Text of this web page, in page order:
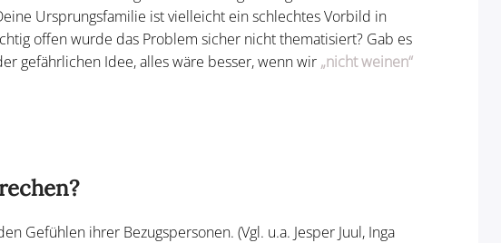
Ursprungsfamilie ist vielleicht ein schlechtes Vorbild in
offen wurde das Problem sicher nicht thematisiert? Gab es
gefährlichen Idee, alles wäre besser, wenn wir „nicht weinen“
Gefühlen ihrer Bezugspersonen. (Vgl. u.a. Jesper Juul, Inga